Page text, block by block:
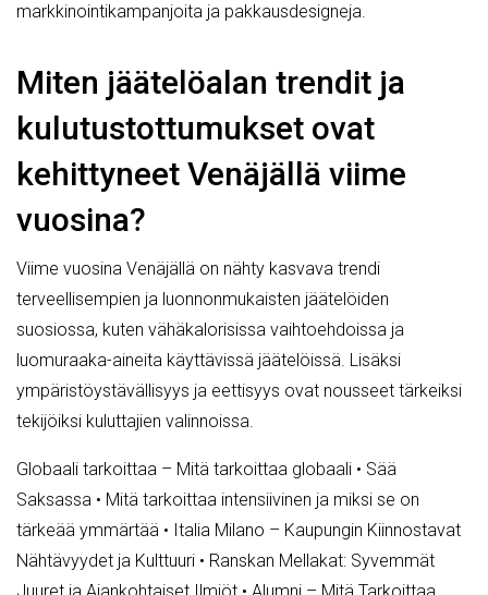
markkinointikampanjoita ja pakkausdesigneja.
Miten jäätelöalan trendit ja
kulutustottumukset ovat
kehittyneet Venäjällä viime
vuosina?
Viime vuosina Venäjällä on nähty kasvava trendi
terveellisempien ja luonnonmukaisten jäätelöiden
suosiossa, kuten vähäkalorisissa vaihtoehdoissa ja
luomuraaka-aineita käyttävissä jäätelöissä. Lisäksi
ympäristöystävällisyys ja eettisyys ovat nousseet tärkeiksi
tekijöiksi kuluttajien valinnoissa.
Globaali tarkoittaa – Mitä tarkoittaa globaali • Sää
Saksassa • Mitä tarkoittaa intensiivinen ja miksi se on
tärkeää ymmärtää • Italia Milano – Kaupungin Kiinnostavat
Nähtävyydet ja Kulttuuri • Ranskan Mellakat: Syvemmät